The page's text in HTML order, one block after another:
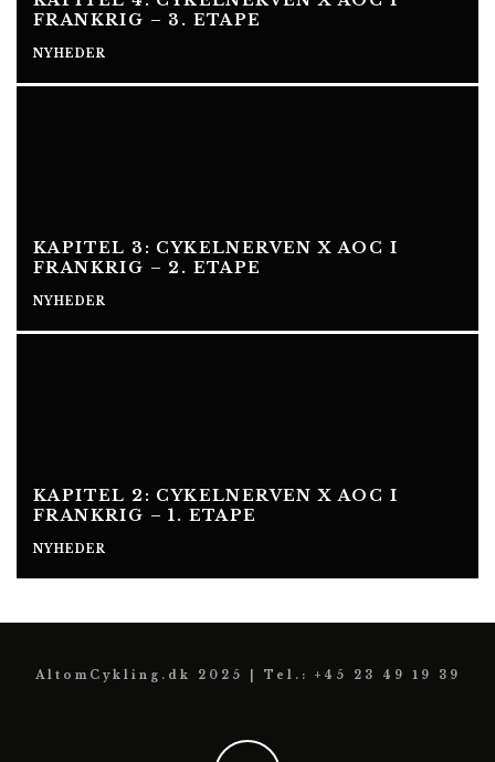
FRANKRIG – 3. ETAPE
NYHEDER
KAPITEL 3: CYKELNERVEN X AOC I
FRANKRIG – 2. ETAPE
NYHEDER
KAPITEL 2: CYKELNERVEN X AOC I
FRANKRIG – 1. ETAPE
NYHEDER
AltomCykling.dk 2025 | Tel.: +45 23 49 19 39